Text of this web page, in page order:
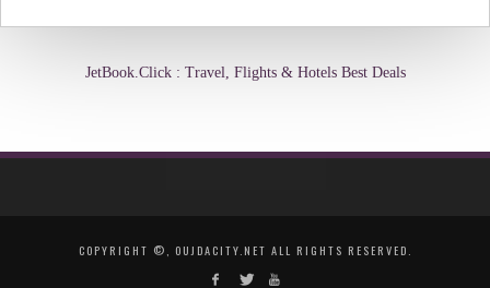
JetBook.Click : Travel, Flights & Hotels Best Deals
COPYRIGHT ©, OUJDACITY.NET ALL RIGHTS RESERVED.